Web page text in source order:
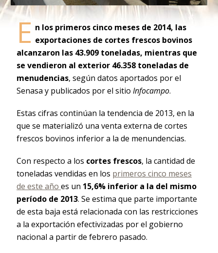
E n los primeros cinco meses de 2014, las
exportaciones de cortes frescos bovinos
alcanzaron las 43.909 toneladas, mientras que
se vendieron al exterior 46.358 toneladas de
menudencias, según datos aportados por el
Senasa y publicados por el sitio Infocampo.
Estas cifras continúan la tendencia de 2013, en la
que se materializó una venta externa de cortes
frescos bovinos inferior a la de menundencias.
Con respecto a los cortes frescos, la cantidad de
toneladas vendidas en los primeros cinco meses
de este año es un 15,6% inferior a la del mismo
período de 2013. Se estima que parte importante
de esta baja está relacionada con las restricciones
a la exportación efectivizadas por el gobierno
nacional a partir de febrero pasado.